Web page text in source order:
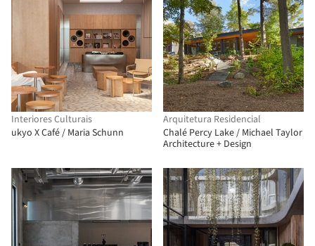
Interiores Culturais
ukyo X Café / Maria Schunn
Arquitetura Residencial
Chalé Percy Lake / Michael Taylor
Architecture + Design